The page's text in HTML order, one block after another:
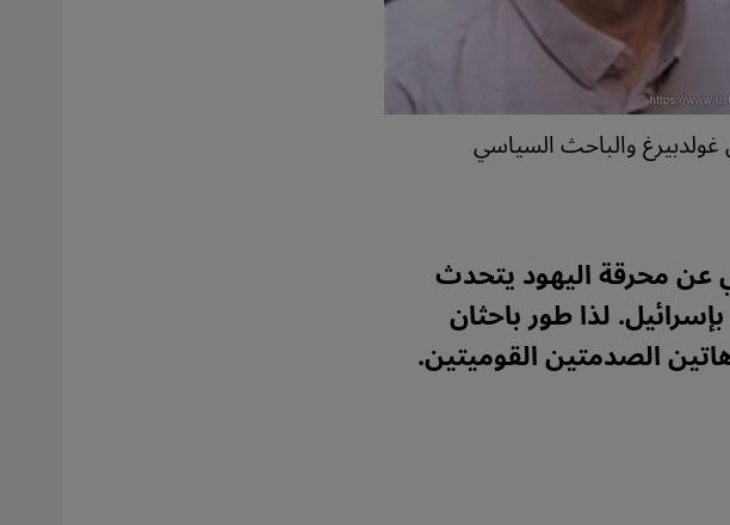
والباحث السياسي
عن محرقة اليهود يتحدث
لذا طور باحثان
الصدمتين القوميتين.